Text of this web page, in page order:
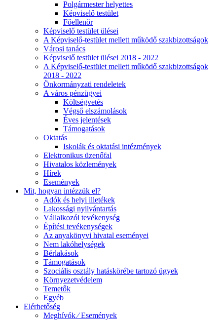
Polgármester helyettes
Képviselő testület
Főellenőr
Képviselő testület ülései
A Képviselő-testület mellett működő szakbizottságok
Városi tanács
Képviselő testület ülései 2018 - 2022
A Képviselő-testület mellett működő szakbizottságok
2018 - 2022
Önkormányzati rendeletek
A város pénzügyei
Költségvetés
Végső elszámolások
Éves jelentések
Támogatások
Oktatás
Iskolák és oktatási intézmények
Elektronikus üzenőfal
Hivatalos közlemények
Hírek
Események
Mit, hogyan intézzük el?
Adók és helyi illetékek
Lakossági nyilvántartás
Vállalkozói tevékenység
Építési tevékenységek
Az anyakönyvi hivatal eseményei
Nem lakóhelységek
Bérlakások
Támogatások
Szociális osztály hatáskörébe tartozó ügyek
Környezetvédelem
Temetők
Egyéb
Elérhetőség
Meghívók ⁄ Események